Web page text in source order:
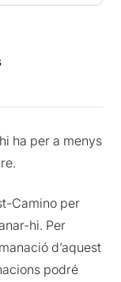
ha per a menys
Camino per
hi. Per
d’aquest
podré